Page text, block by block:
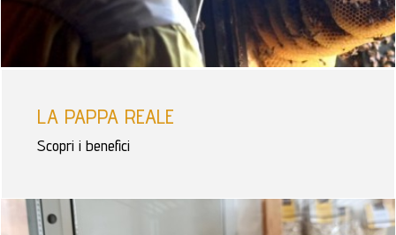
LA PAPPA REALE
Scopri i benefici